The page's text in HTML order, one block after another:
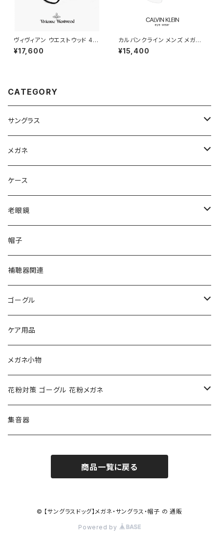
ヴィヴィアン ウエストウッド 40-
0042 c03 レディース メガネ V
ivienne Westwood 眼鏡 40
¥17,600
カルバンクライン メンズ メガネ
ck20145a-200 calvin klein
眼鏡 ck20145a めがね カルバ
¥15,400
CATEGORY
サングラス
Ray-Ban レイバン
gucci グッチ
VivienneWestwood ヴィヴィアン
PAGE BOY ページボーイ
フルラ FURLA
トムフォード TOM FORD
NIKE ナイキ
クロエ chloe
ポリス POLICE
adidas アディダス
CHARME (シャルム)
OAkley オークリー
メガネ
Ray-Ban レイバン
gucci グッチ
VivienneWestwood ヴィヴィアン
FURLA フルラ
トムフォード TOM FORD
Oakley オークリー
renoma レノマ
RODEN STOCK ローデンストック
アーバンリサーチ URBAN RESEARCH
ポロ ラルフローレン Polo Ralph Lauren
ニューバランス NEWBALANCE
ケース
老眼鏡
エッシェンバッハ Eschenbach
PORSCHE DESIGN ポルシェデザイン
ルーペ
帽子
補聴器関連
ゴーグル
アックス AXE
花粉対策ゴーグル
度つき対応ゴーグル
コンバース CONVERSE
ケア用品
メガネ小物
花粉対策 ゴーグル 花粉メガネ
S-size
サングラス
集音器
商品一覧に戻る
© 【サングラスドッグ】メガネ・サングラス・帽子 の 通販
Powered by